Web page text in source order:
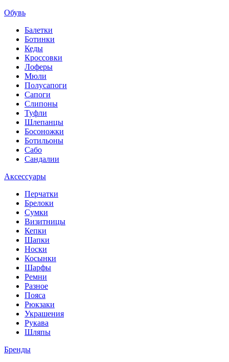
Обувь
Балетки
Ботинки
Кеды
Кроссовки
Лоферы
Мюли
Полусапоги
Сапоги
Слипоны
Туфли
Шлепанцы
Босоножки
Ботильоны
Сабо
Сандалии
Аксессуары
Перчатки
Брелоки
Сумки
Визитницы
Кепки
Шапки
Носки
Косынки
Шарфы
Ремни
Разное
Пояса
Рюкзаки
Украшения
Рукава
Шляпы
Бренды